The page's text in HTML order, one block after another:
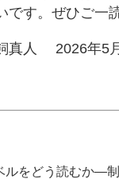
です。ぜひご一
真人 2026年5月
をどう読むか―制